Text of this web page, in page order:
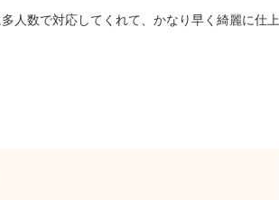
人数で対応してくれて、かなり早く綺麗に仕上